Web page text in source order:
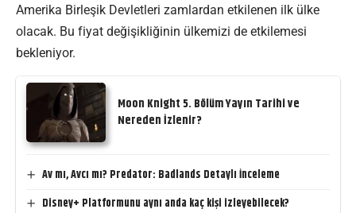
Amerika Birleşik Devletleri zamlardan etkilenen ilk ülke
olacak. Bu fiyat değişikliğinin ülkemizi de etkilemesi
bekleniyor.
Moon Knight 5. Bölüm Yayın Tarihi ve
Nereden İzlenir?
Av mı, Avcı mı? Predator: Badlands Detaylı İnceleme
Disney+ Platformunu aynı anda kaç kişi izleyebilecek?